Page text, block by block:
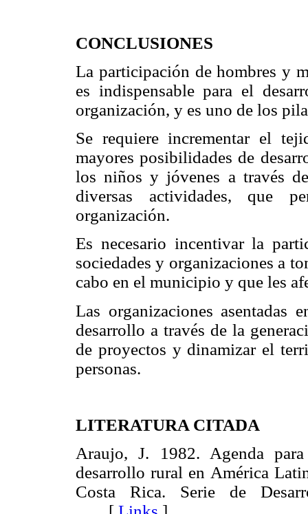
CONCLUSIONES
La participación de hombres y
es indispensable para el
organización, y es uno de los
Se requiere incrementar el
mayores posibilidades de
los niños y jóvenes a través
diversas actividades, que
organización.
Es necesario incentivar la
sociedades y organizaciones a
cabo en el municipio y que les
Las organizaciones asentadas
desarrollo a través de la
de proyectos y dinamizar el
personas.
LITERATURA CITADA
Araujo, J. 1982. Agenda
desarrollo rural en América
Costa Rica. Serie de